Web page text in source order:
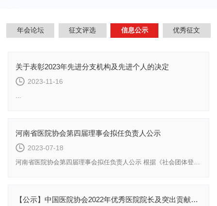
年会论坛 征文评选 信息公示 优秀征文
关于表彰2023年先进分支机构及先进个人的决定
2023-11-16
...
河南省医院协会第四届理事会拟任负责人公示
2023-07-18
河南省医院协会第四届理事会拟任负责人公示 根据《社会团体登记管理条例》及《河南省医院协会章...
【公示】中国医院协会2022年优秀医院院长及突出贡献奖受奖候选人公示